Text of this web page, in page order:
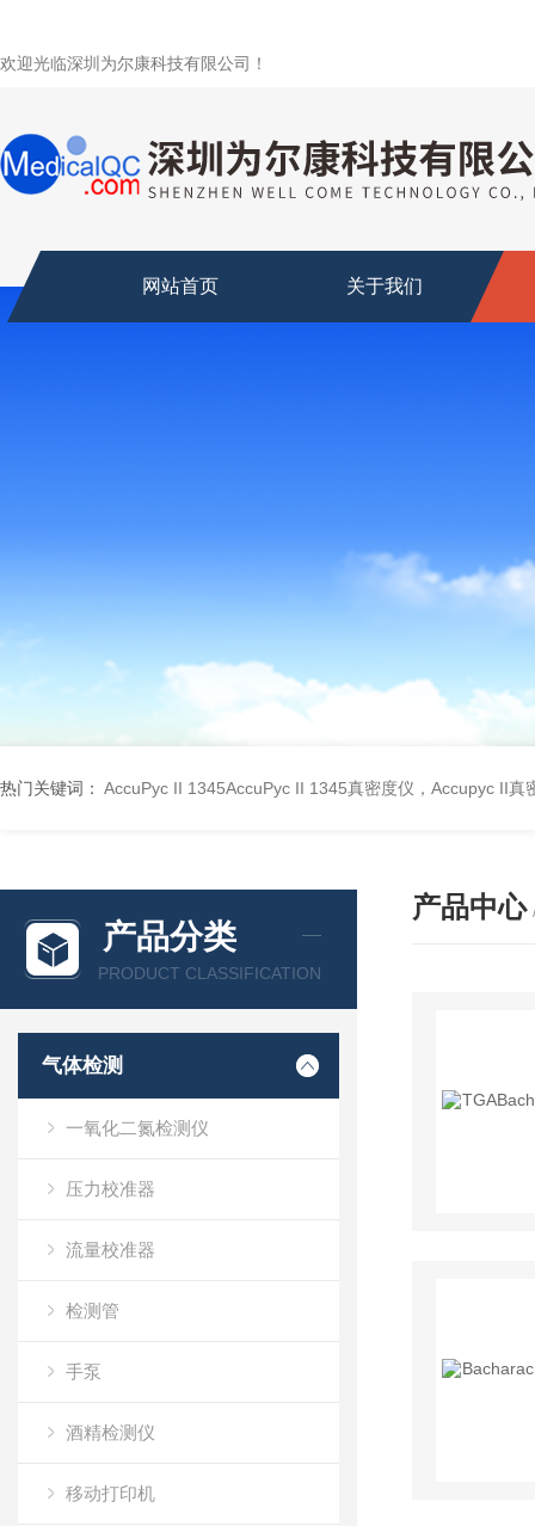
欢迎光临深圳为尔康科技有限公司！
网站首页 关于我们
热门关键词： AccuPyc II 1345AccuPyc II 1345真密度仪，Accupyc II真
产品分类
PRODUCT CLASSIFICATION
气体检测
一氧化二氮检测仪
压力校准器
流量校准器
检测管
手泵
酒精检测仪
移动打印机
产品中心